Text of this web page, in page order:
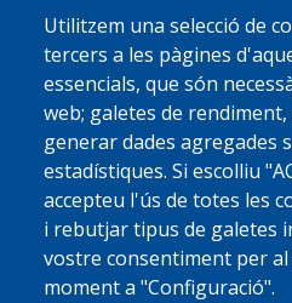
Utilitzem una selecció de
tercers a les pàgines
essencials, que són
web; galetes de
generar dades agregades
estadístiques. Si escolliu
accepteu l'ús de totes les
i rebutjar tipus de galetes
vostre consentiment per
moment a "Configuració".